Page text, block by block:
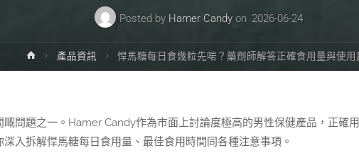
Posted by Hamer Candy on 2026-06-24
Home產品資訊 悍馬糖每日食幾粒先啱？藥劑師解答正確食用量與使用
嘅問題之一。Hamer Candy作為市面上討論度極高的男性保健產品，正確
入拆解悍馬糖每日食用量、最佳食用時間同各種注意事項。